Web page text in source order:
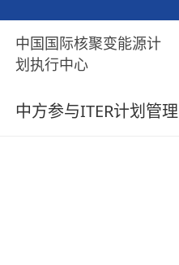
中国国际核聚变能源计
划执行中心
中心职能
中方参与ITER计划管理